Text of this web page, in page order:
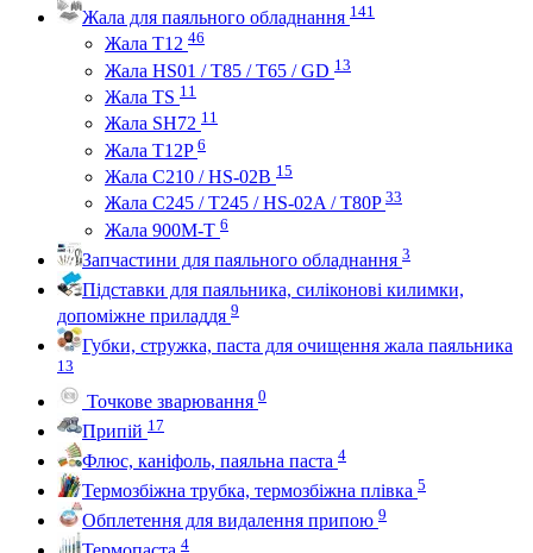
Жала для паяльного обладнання 141
Жала Т12 46
Жала HS01 / T85 / T65 / GD 13
Жала TS 11
Жала SH72 11
Жала T12P 6
Жала C210 / HS-02B 15
Жала C245 / T245 / HS-02A / T80P 33
Жала 900M-T 6
Запчастини для паяльного обладнання 3
Підставки для паяльника, силіконові килимки,
допоміжне приладдя 9
Губки, стружка, паста для очищення жала паяльника
13
Точкове зварювання 0
Припій 17
Флюс, каніфоль, паяльна паста 4
Термозбіжна трубка, термозбіжна плівка 5
Обплетення для видалення припою 9
4